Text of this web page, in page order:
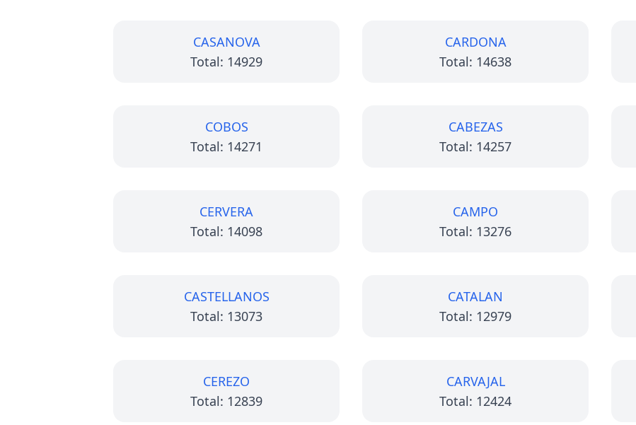
CASANOVA
Total: 14929
CARDONA
Total: 14638
COBOS
Total: 14271
CABEZAS
Total: 14257
CERVERA
Total: 14098
CAMPO
Total: 13276
CASTELLANOS
Total: 13073
CATALAN
Total: 12979
CEREZO
Total: 12839
CARVAJAL
Total: 12424